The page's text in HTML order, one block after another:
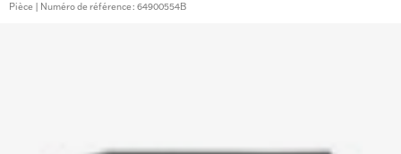
Pièce | Numéro de référence : 64900554B